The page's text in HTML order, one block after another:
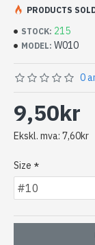
krok: Kumho
STOCK: 215
MODEL: W010
PRODUCTS
0
9,50kr
Ekskl. mva: 7,60kr
Size